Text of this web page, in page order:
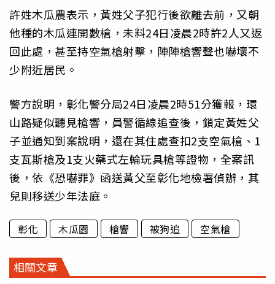
許姓木瓜農表示，黃姓父子犯行後欲離去前，又朝
他種的木瓜連開數槍，未料24日凌晨2時許2人又返
回此處，甚至持空氣槍射擊，陣陣槍響聲也嚇壞不
少附近居民。
警方說明，彰化警分局24日凌晨2時51分獲報，環
山路疑似聽見槍響，員警循線追查後，鎖定黃姓父
子並通知到案說明，還在其住處查扣2支空氣槍、1
支瓦斯槍及1支火藥式左輪玩具槍等證物，全案訊
後，依《恐嚇罪》函送黃父至彰化地檢署偵辦，其
兒則移送少年法庭。
彰化 木瓜園 槍響 被狗追 空氣槍
相關文章